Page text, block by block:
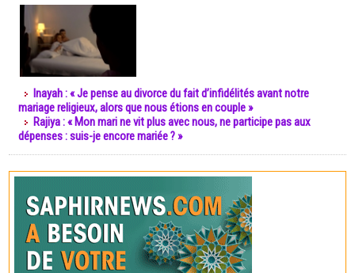
Inayah : « Je pense au divorce du fait d’infidélités avant notre
mariage religieux, alors que nous étions en couple »
Rajiya : « Mon mari ne vit plus avec nous, ne participe pas aux
dépenses : suis-je encore mariée ? »